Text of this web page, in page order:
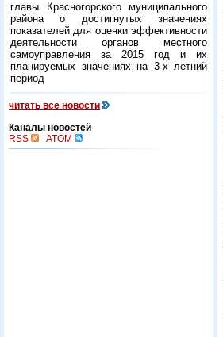
главы Красногорского муниципального
района о достигнутых значениях
показателей для оценки эффективности
деятельности органов местного
самоуправления за 2015 год и их
планируемых значениях на 3-х летний
период
читать все новости
Каналы новостей
RSS
ATOM